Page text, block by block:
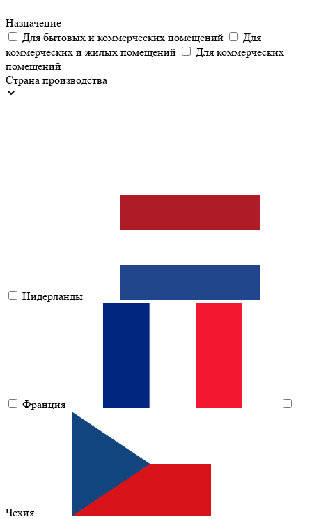
Назначение
Для бытовых и коммерческих помещений
Для
коммерческих и жилых помещений
Для коммерческих
помещений
Страна производства
Нидерланды
Франция
Чехия